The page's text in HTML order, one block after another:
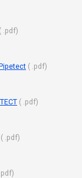
( .pdf)
( .pdf)
( .pdf)
( .pdf)